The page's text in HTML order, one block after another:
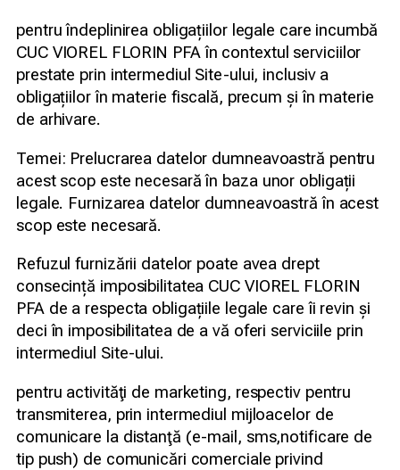
pentru îndeplinirea obligațiilor legale care incumbă
CUC VIOREL FLORIN PFA în contextul serviciilor
prestate prin intermediul Site-ului, inclusiv a
obligațiilor în materie fiscală, precum și în materie
de arhivare.
Temei: Prelucrarea datelor dumneavoastră pentru
acest scop este necesară în baza unor obligații
legale. Furnizarea datelor dumneavoastră în acest
scop este necesară.
Refuzul furnizării datelor poate avea drept
consecință imposibilitatea CUC VIOREL FLORIN
PFA de a respecta obligațiile legale care îi revin și
deci în imposibilitatea de a vă oferi serviciile prin
intermediul Site-ului.
pentru activităţi de marketing, respectiv pentru
transmiterea, prin intermediul mijloacelor de
comunicare la distanţă (e-mail, sms,notificare de
tip push) de comunicări comerciale privind